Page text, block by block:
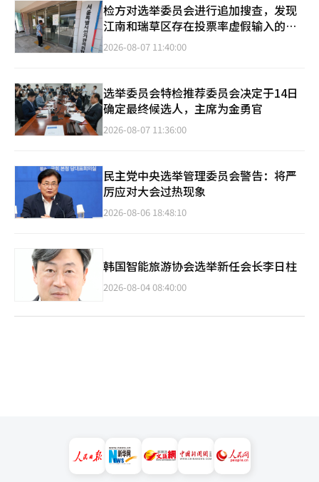
检方对选举委员会进行追加搜查，发现
江南和瑞草区存在投票率虚假输入的迹
象
2026-08-07 11:40:00
选举委员会特检推荐委员会决定于14日
确定最终候选人，主席为金勇官
2026-08-07 11:36:00
民主党中央选举管理委员会警告：将严
厉应对大会过热现象
2026-08-06 18:48:10
韩国智能旅游协会选举新任会长李日柱
2026-08-04 08:40:00